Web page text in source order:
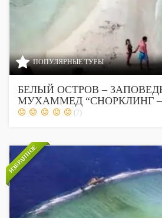
ПОПУЛЯРНЫЕ ТУРЫ
БЕЛЫЙ ОСТРОВ –
МУХАММЕД “СНОРКЛИНГ
(7)
ИЗБРАННОЕ